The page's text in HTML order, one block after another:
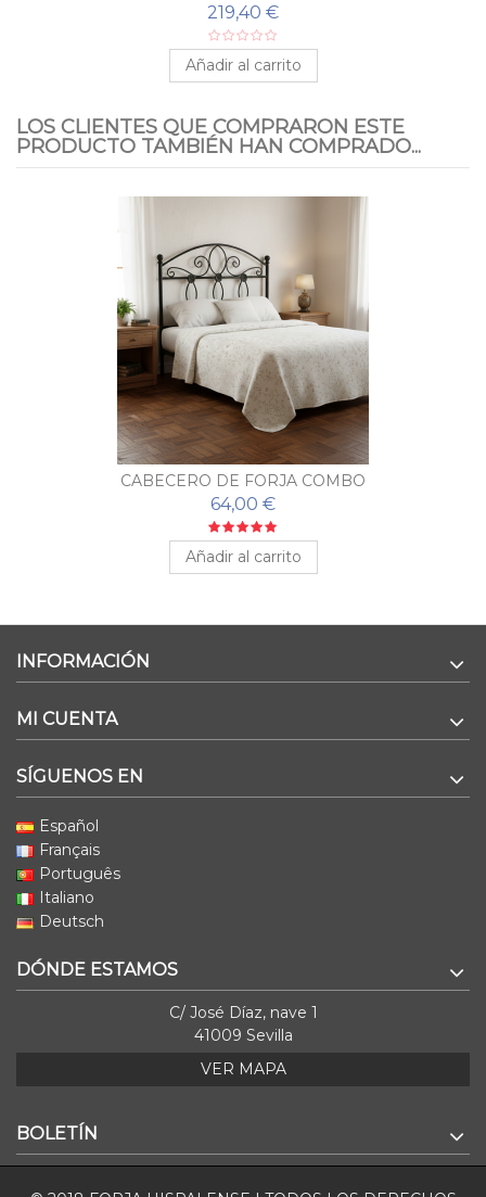
219,40 €
Añadir al carrito
LOS CLIENTES QUE COMPRARON ESTE
PRODUCTO TAMBIÉN HAN COMPRADO...
CABECERO DE FORJA COMBO
64,00 €
Añadir al carrito
INFORMACIÓN
MI CUENTA
SÍGUENOS EN
Español
Français
Português
Italiano
Deutsch
DÓNDE ESTAMOS
C/ José Díaz, nave 1
41009 Sevilla
VER MAPA
BOLETÍN